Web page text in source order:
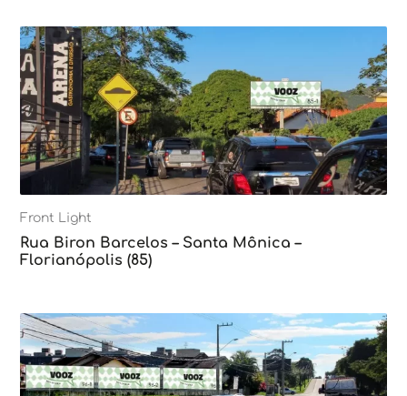
Front Light
Rua Biron Barcelos – Santa Mônica –
Florianópolis (85)